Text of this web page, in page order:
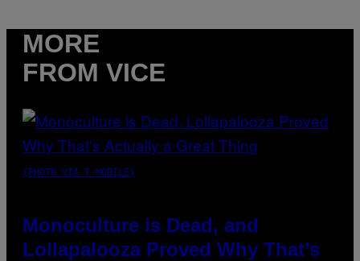
MORE
FROM VICE
(PHOTO VIA T-MOBILE)
Monoculture is Dead, and
Lollapalooza Proved Why That’s